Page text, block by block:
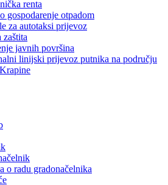
renta
gospodarenje otpadom
za autotaksi prijevoz
javnih površina
linijski prijevoz putnika na području
o radu gradonačelnika